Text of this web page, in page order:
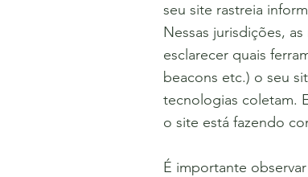
seu site rastreia
Nessas jurisdições,
esclarecer quais
beacons etc.) o seu
tecnologias coletam.
o site está fazendo
É importante